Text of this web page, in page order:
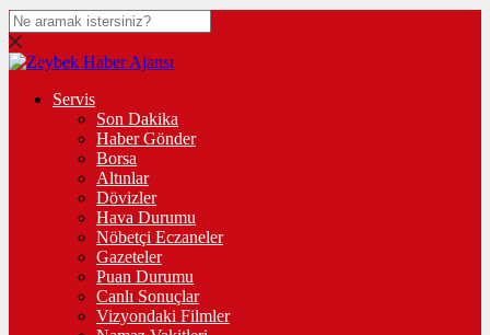
Servis
Son Dakika
Haber Gönder
Borsa
Altınlar
Dövizler
Hava Durumu
Nöbetçi Eczaneler
Gazeteler
Puan Durumu
Canlı Sonuçlar
Vizyondaki Filmler